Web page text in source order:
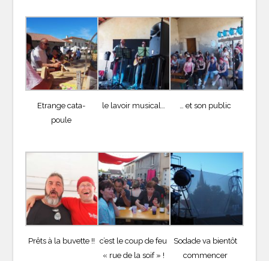
Etrange cata-
poule
le lavoir musical… … et son public
Prêts à la buvette !!
c’est le coup de feu
« rue de la soif » !
Sodade va bientôt
commencer